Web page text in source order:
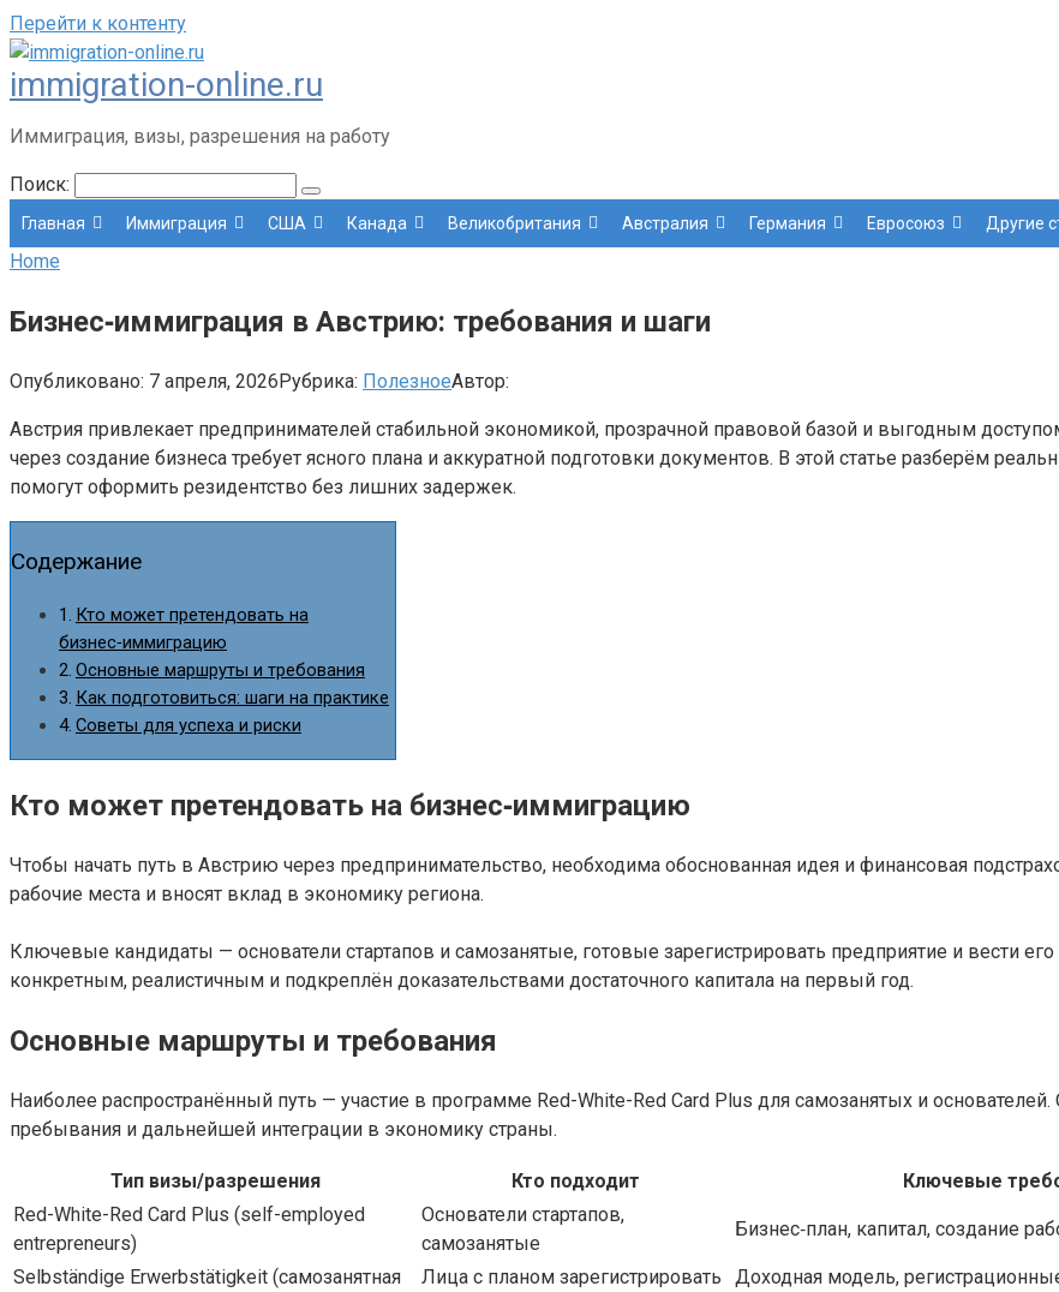
Перейти к контенту
immigration-online.ru
Иммиграция, визы, разрешения на работу
Поиск:
Главная Иммиграция США Канада Великобритания Австралия Германия Евросоюз Другие
Home
Бизнес‑иммиграция в Австрию: требования и шаги
Опубликовано: 7 апреля, 2026Рубрика: ПолезноеАвтор:
Австрия привлекает предпринимателей стабильной экономикой, прозрачной правовой базой и выгодным
через создание бизнеса требует ясного плана и аккуратной подготовки документов. В этой статье разберём
помогут оформить резидентство без лишних задержек.
Содержание
Кто может претендовать на
бизнес‑иммиграцию
Основные маршруты и требования
Как подготовиться: шаги на практике
Советы для успеха и риски
Кто может претендовать на бизнес‑иммиграцию
Чтобы начать путь в Австрию через предпринимательство, необходима обоснованная идея и финансовая
рабочие места и вносят вклад в экономику региона.
Ключевые кандидаты — основатели стартапов и самозанятые, готовые зарегистрировать предприятие и вести
конкретным, реалистичным и подкреплён доказательствами достаточного капитала на первый год.
Основные маршруты и требования
Наиболее распространённый путь — участие в программе Red-White-Red Card Plus для самозанятых и
пребывания и дальнейшей интеграции в экономику страны.
Тип визы/разрешения Кто подходит Ключевые
Red-White-Red Card Plus (self-employed
entrepreneurs)
Основатели стартапов,
самозанятые
Бизнес‑план, капитал, создание
Selbständige Erwerbstätigkeit (самозанятная
Лица с планом зарегистрировать
Доходная модель,